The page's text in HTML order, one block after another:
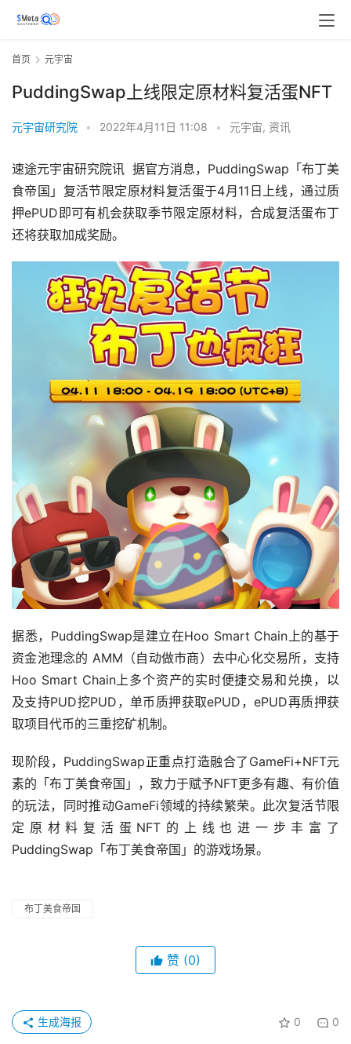
首页 元宇宙
PuddingSwap上线限定原材料复活蛋NFT
元宇宙研究院 • 2022年4月11日 11:08 • 元宇宙, 资讯
速途元宇宙研究院讯  据官方消息，PuddingSwap「布丁美
食帝国」复活节限定原材料复活蛋于4月11日上线，通过质
押ePUD即可有机会获取季节限定原材料，合成复活蛋布丁
还将获取加成奖励。
据悉，PuddingSwap是建立在Hoo Smart Chain上的基于
资金池理念的 AMM（自动做市商）去中心化交易所，支持
Hoo Smart Chain上多个资产的实时便捷交易和兑换，以
及支持PUD挖PUD，单币质押获取ePUD，ePUD再质押获
取项目代币的三重挖矿机制。
现阶段，PuddingSwap正重点打造融合了GameFi+NFT元
素的「布丁美食帝国」，致力于赋予NFT更多有趣、有价值
的玩法，同时推动GameFi领域的持续繁荣。此次复活节限
定原材料复活蛋NFT的上线也进一步丰富了
PuddingSwap「布丁美食帝国」的游戏场景。
布丁美食帝国
赞 (0)
0 0
生成海报